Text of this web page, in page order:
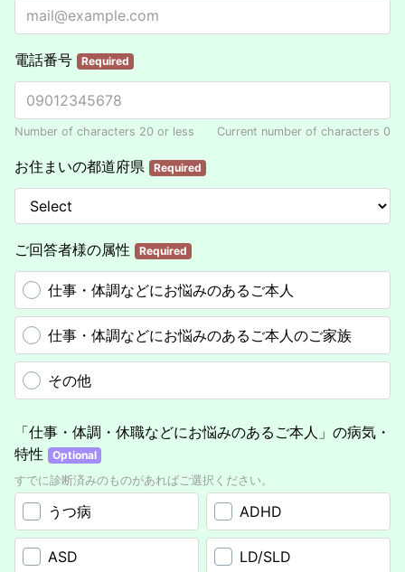
電話番号 Required
Number of characters 20 or less Current number of characters 0
お住まいの都道府県 Required
ご回答者様の属性 Required
仕事・体調などにお悩みのあるご本人
仕事・体調などにお悩みのあるご本人のご家族
その他
「仕事・体調・休職などにお悩みのあるご本人」の病気・
特性
Optional
すでに診断済みのものがあればご選択ください。
うつ病 ADHD
ASD LD/SLD